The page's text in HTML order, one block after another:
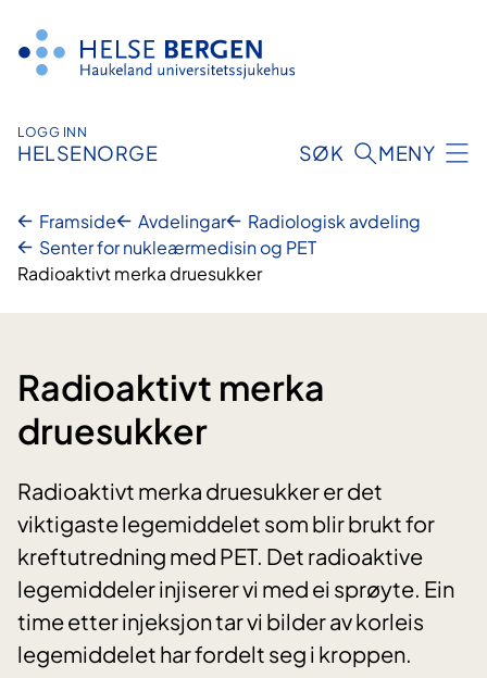
innhald
LOGG INN
HELSENORGE SØK MENY
Framside Avdelingar
Radiologisk avdeling
Senter for nukleærmedisin og PET
Radioaktivt merka druesukker
Radioaktivt merka
druesukker
Radioaktivt merka druesukker er det
viktigaste legemiddelet som blir brukt for
kreftutredning med PET. Det radioaktive
legemiddeler injiserer vi med ei sprøyte. Ein
time etter injeksjon tar vi bilder av korleis
legemiddelet har fordelt seg i kroppen.